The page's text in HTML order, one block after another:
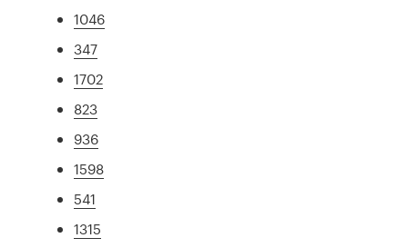
1046
347
1702
823
936
1598
541
1315